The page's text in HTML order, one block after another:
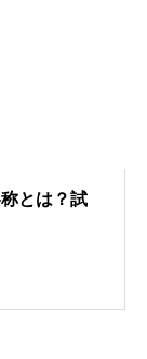
とは？試